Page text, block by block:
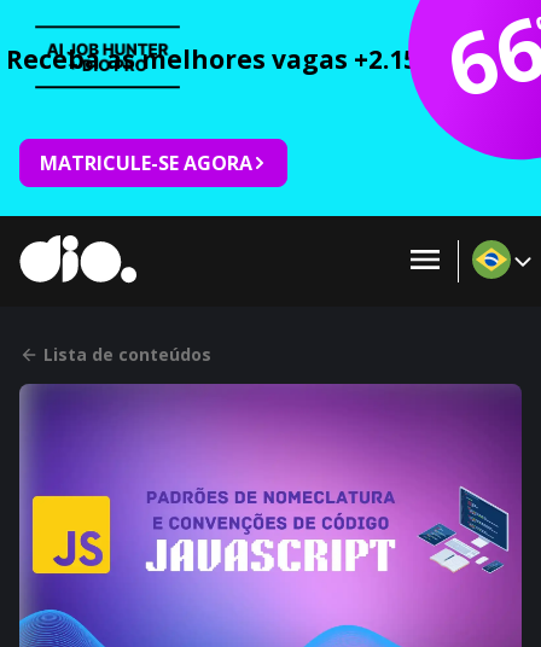
Receba as melhores vagas +2.150 cursos
MATRICULE-SE AGORA
Lista de conteúdos